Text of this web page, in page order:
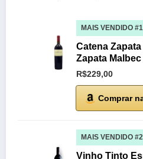
MAIS VENDIDO #1
Catena
Zapata Malbec
R$229,00
Comprar
MAIS VENDIDO #2
Vinho Tinto